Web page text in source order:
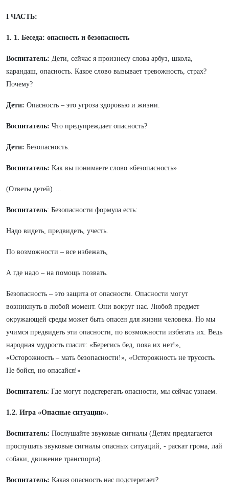
I ЧАСТЬ:
1. 1. Беседа: опасность и безопасность
Воспитатель: Дети, сейчас я произнесу слова арбуз, школа,
карандаш, опасность. Какое слово вызывает тревожность, страх?
Почему?
Дети: Опасность – это угроза здоровью и жизни.
Воспитатель: Что предупреждает опасность?
Дети: Безопасность.
Воспитатель: Как вы понимаете слово «безопасность»
(Ответы детей)….
Воспитатель: Безопасности формула есть:
Надо видеть, предвидеть, учесть.
По возможности – все избежать,
А где надо – на помощь позвать.
Безопасность – это защита от опасности. Опасности могут
возникнуть в любой момент. Они вокруг нас. Любой предмет
окружающей среды может быть опасен для жизни человека. Но мы
учимся предвидеть эти опасности, по возможности избегать их. Ведь
народная мудрость гласит: «Берегись бед, пока их нет!»,
«Осторожность – мать безопасности!», «Осторожность не трусость.
Не бойся, но опасайся!»
Воспитатель: Где могут подстерегать опасности, мы сейчас узнаем.
1.2. Игра «Опасные ситуации».
Воспитатель: Послушайте звуковые сигналы (Детям предлагается
прослушать звуковые сигналы опасных ситуаций, - раскат грома, лай
собаки, движение транспорта).
Воспитатель: Какая опасность нас подстерегает?